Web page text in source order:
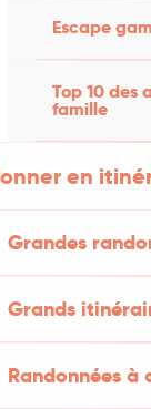
Escape
Top 10 des
famille
en
Grandes
Grands
Randonnées
de
Office de